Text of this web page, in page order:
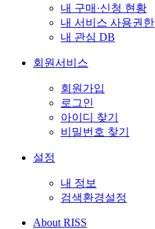
내 구매·신청 현황
내 서비스 사용권한
내 관심 DB
회원서비스
회원가입
로그인
아이디 찾기
비밀번호 찾기
설정
내 정보
검색환경설정
About RISS